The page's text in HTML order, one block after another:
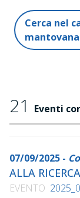
Costruire
Junior, 2014
Fuori.
Angeli, 2018
Le più piccole
In strada.
Ottolini,
Nel mondo,
Cerca nel
mantovana
21 Eventi
07/09/2025 -
ALLA
EVENTO